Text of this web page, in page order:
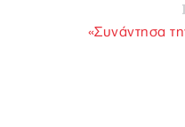
«Συνάντησα